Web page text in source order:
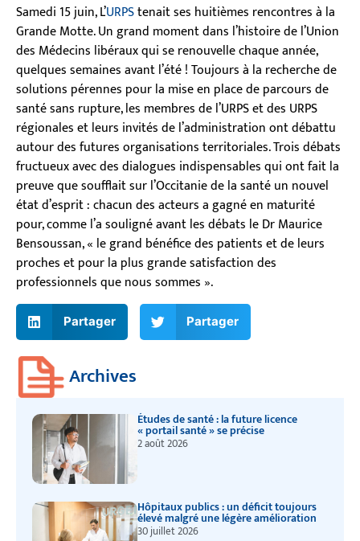
Samedi 15 juin, L’URPStenait ses huitièmes rencontres à la
Grande Motte. Un grand moment dans l’histoire de l’Union
des Médecins libéraux qui se renouvelle chaque année,
quelques semaines avant l’été ! Toujours à la recherche de
solutions pérennes pour la mise en place de parcours de
santé sans rupture, les membres de l’URPS et des URPS
régionales et leurs invités de l’administration ont débattu
autour des futures organisations territoriales. Trois débats
fructueux avec des dialogues indispensables qui ont fait la
preuve que soufflait sur l’Occitanie de la santé un nouvel
état d’esprit : chacun des acteurs a gagné en maturité
pour, comme l’a souligné avant les débats le Dr Maurice
Bensoussan, « le grand bénéfice des patients et de leurs
proches et pour la plus grande satisfaction des
professionnels que nous sommes ».
Partager Partager
Archives
Études de santé : la future licence
« portail santé » se précise
2 août 2026
Hôpitaux publics : un déficit toujours
élevé malgré une légère amélioration
30 juillet 2026